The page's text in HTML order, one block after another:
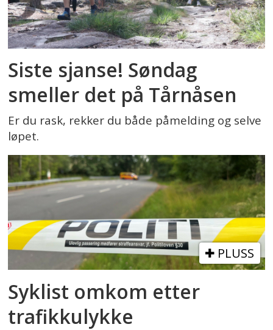
Siste sjanse! Søndag
smeller det på Tårnåsen
Er du rask, rekker du både påmelding og selve
løpet.
PLUSS
Syklist omkom etter
trafikkulykke